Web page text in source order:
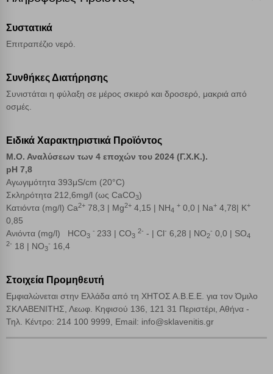
Συστατικά
Επιτραπέζιο νερό.
Συνθήκες Διατήρησης
Συνιστάται η φύλαξη σε μέρος σκιερό και δροσερό, μακριά από
οσμές.
Ειδικά Χαρακτηριστικά Προϊόντος
Μ.Ο. Αναλύσεων των 4 εποχών του 2024 (Γ.Χ.Κ.).
pH 7,8
Αγωγιμότητα 393μS/cm (20°C)
Σκληρότητα 212,6mg/l (ως CaCO3)
Κατιόντα (mg/l) Ca2+ 78,3 | Mg2+ 4,15 | NH4
+ 0,0 | Na+ 4,78| K+
0,85
Ανιόντα (mg/l) HCO3
- 233 | CO3
2- - | Cl- 6,28 | NO2
- 0,0 | SO4
2- 18 | NO3
- 16,4
Στοιχεία Προμηθευτή
Εμφιαλώνεται στην Ελλάδα από τη ΧΗΤΟΣ Α.Β.Ε.Ε. για τον Όμιλο
ΣΚΛΑΒΕΝΙΤΗΣ, Λεωφ. Κηφισού 136, 121 31 Περιστέρι, Αθήνα -
Τηλ. Κέντρο: 214 100 9999, Email: info@sklavenitis.gr
Cookies στόχευσης
Cookies απόδοσης
Αποθήκευση ρυθμίσεων
Απόρριψη όλων